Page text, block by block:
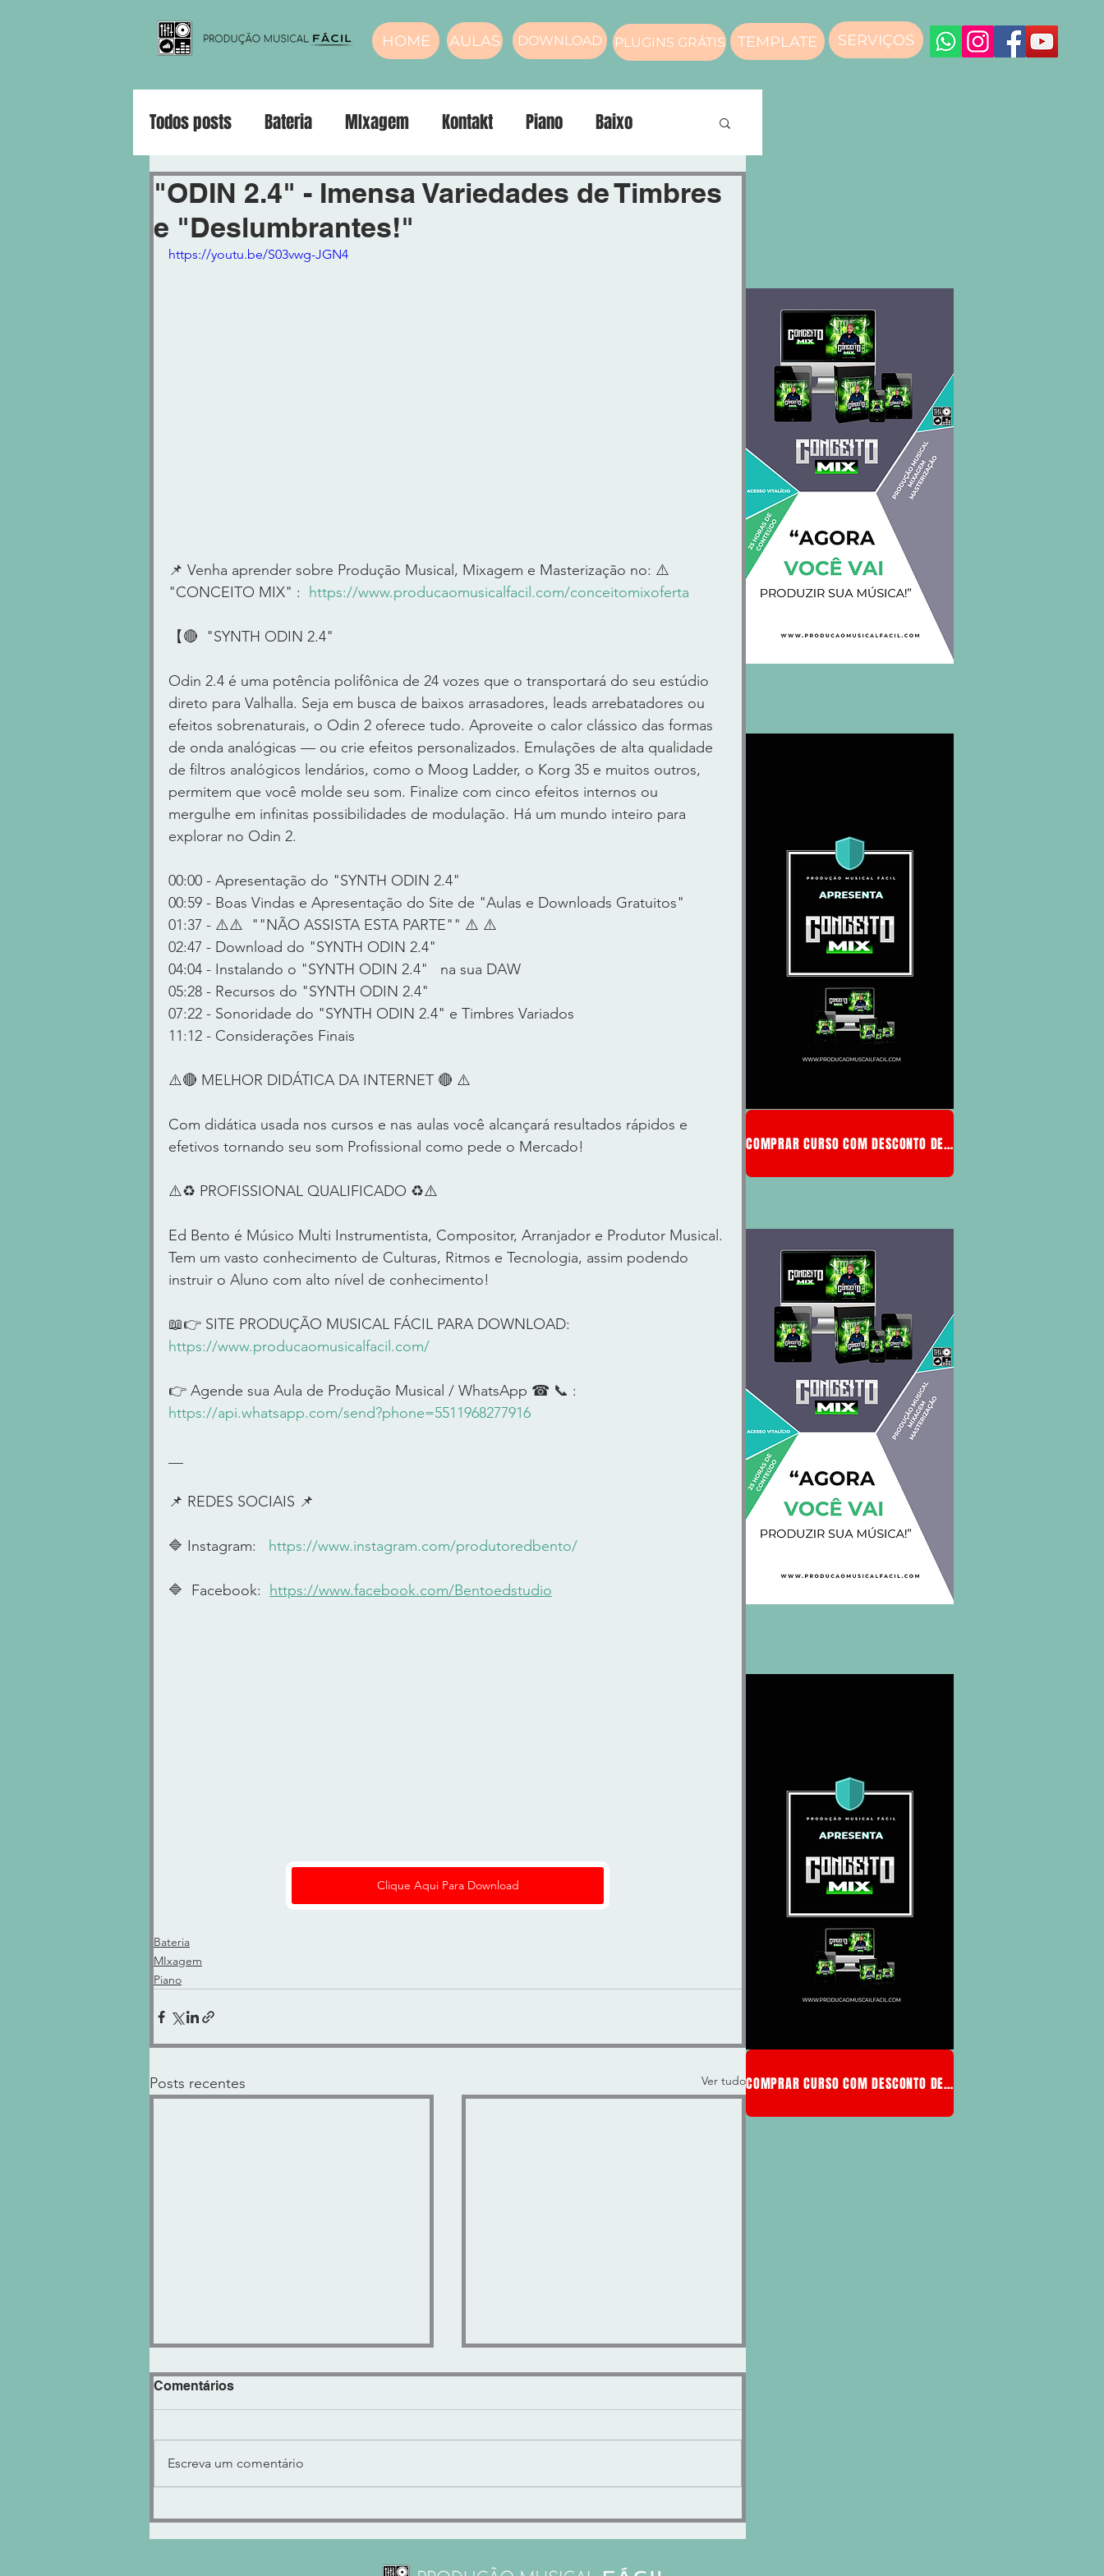
HOME AULAS DOWNLOAD PLUGINS GRÁTIS TEMPLATE SERVIÇOS
Todos posts Bateria MIxagem Kontakt Piano Baixo
Violão Guitarra Pianos compressor Masterização Voz
"ODIN 2.4" - Imensa Variedades de Timbres
e "Deslumbrantes!"
https://youtu.be/S03vwg-JGN4
📌 Venha aprender sobre Produção Musical, Mixagem e Masterização no: ⚠️
"CONCEITO MIX" : https://www.producaomusicalfacil.com/conceitomixoferta
【🔴  "SYNTH ODIN 2.4"
Odin 2.4 é uma potência polifônica de 24 vozes que o transportará do seu estúdio
direto para Valhalla. Seja em busca de baixos arrasadores, leads arrebatadores ou
efeitos sobrenaturais, o Odin 2 oferece tudo. Aproveite o calor clássico das formas
de onda analógicas — ou crie efeitos personalizados. Emulações de alta qualidade
de filtros analógicos lendários, como o Moog Ladder, o Korg 35 e muitos outros,
permitem que você molde seu som. Finalize com cinco efeitos internos ou
mergulhe em infinitas possibilidades de modulação. Há um mundo inteiro para
explorar no Odin 2.
00:00 - Apresentação do "SYNTH ODIN 2.4"
00:59 - Boas Vindas e Apresentação do Site de "Aulas e Downloads Gratuitos"
01:37 - ⚠️⚠️  ""NÃO ASSISTA ESTA PARTE"" ⚠️ ⚠️
02:47 - Download do "SYNTH ODIN 2.4"
04:04 - Instalando o "SYNTH ODIN 2.4"   na sua DAW
05:28 - Recursos do "SYNTH ODIN 2.4"
07:22 - Sonoridade do "SYNTH ODIN 2.4" e Timbres Variados
11:12 - Considerações Finais
⚠️🔴 MELHOR DIDÁTICA DA INTERNET 🔴 ⚠️
Com didática usada nos cursos e nas aulas você alcançará resultados rápidos e
efetivos tornando seu som Profissional como pede o Mercado!
⚠️♻️ PROFISSIONAL QUALIFICADO ♻️⚠️
Ed Bento é Músico Multi Instrumentista, Compositor, Arranjador e Produtor Musical.
Tem um vasto conhecimento de Culturas, Ritmos e Tecnologia, assim podendo
instruir o Aluno com alto nível de conhecimento!
📖👉 SITE PRODUÇÃO MUSICAL FÁCIL PARA DOWNLOAD:
https://www.producaomusicalfacil.com/
👉 Agende sua Aula de Produção Musical / WhatsApp ☎ 📞 :
https://api.whatsapp.com/send?phone=5511968277916
📌 REDES SOCIAIS 📌
🔷 Instagram: https://www.instagram.com/produtoredbento/
🔷  Facebook: https://www.facebook.com/Bentoedstudio
Clique Aqui Para Download
Bateria
MIxagem
Piano
Posts recentes Ver tudo
"KNOCK CLIPPER" Controle de
VOLUME ENCORPADO ou
"LUX SUB-BASS" - SUB-GRAVES
MODELADOS e CALOR
Comentários
Escreva um comentário
COMPRAR CURSO COM DESCONTO DE MEMBRO
COMPRAR CURSO COM DESCONTO DE MEMBRO